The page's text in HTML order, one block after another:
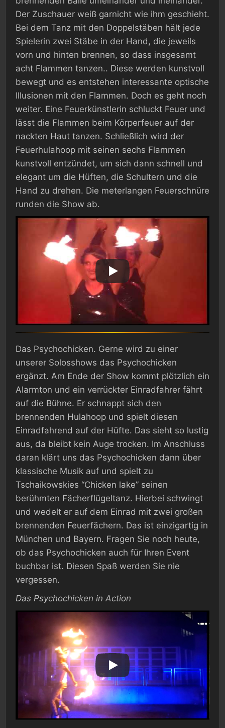
Der Zuschauer weiß garnicht wie ihm geschieht.
Bei dem Tanz mit den Doppelstäben hält jede
Spielerin zwei Stäbe in der Hand, die jeweils
vorn und hinten brennen, so dass insgesamt
acht Flammen tanzen.. Diese werden kunstvoll
bewegt und es entstehen interessante optische
Illusionen mit den Flammen. Doch es geht noch
weiter. Eine Feuerkünstlerin schluckt Feuer und
lässt die Flammen beim Körperfeuer auf der
nackten Haut tanzen. Schließlich wird der
Feuerhulahoop mit seinen sechs Flammen
kunstvoll entzündet, um sich dann schnell und
elegant um die Hüften, die Schultern und die
Hand zu drehen. Die meterlangen Feuerschnüre
runden die Show ab.
Das Psychochicken. Gerne wird zu einer
unserer Solosshows das Psychochicken
ergänzt. Am Ende der Show kommt plötzlich ein
Alarmton und ein verrückter Einradfahrer fährt
auf die Bühne. Er schnappt sich den
brennenden Hulahoop und spielt diesen
Einradfahrend auf der Hüfte. Das sieht so lustig
aus, da bleibt kein Auge trocken. Im Anschluss
daran klärt uns das Psychochicken dann über
klassische Musik auf und spielt zu
Tschaikowskies “Chicken lake” seinen
berühmten Fächerflügeltanz. Hierbei schwingt
und wedelt er auf dem Einrad mit zwei großen
brennenden Feuerfächern. Das ist einzigartig in
München und Bayern. Fragen Sie noch heute,
ob das Psychochicken auch für Ihren Event
buchbar ist. Diesen Spaß werden Sie nie
vergessen.
Das Psychochicken in Action